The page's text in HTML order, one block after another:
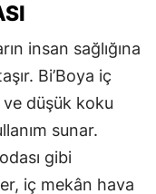
insan sağlığına
Bi’Boya iç
ve düşük koku
sunar.
gibi
iç mekân hava